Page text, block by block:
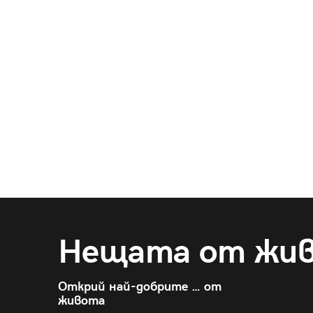
Нещата от
Открий най-добрите … от
живота